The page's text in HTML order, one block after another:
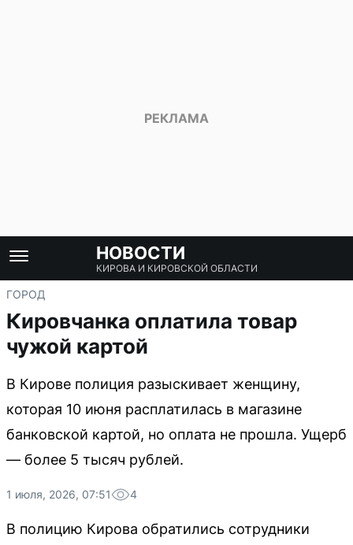
НОВОСТИ
КИРОВА И КИРОВСКОЙ ОБЛАСТИ
ГОРОД
Кировчанка оплатила товар
чужой картой
В Кирове полиция разыскивает женщину,
которая 10 июня расплатилась в магазине
банковской картой, но оплата не прошла. Ущерб
— более 5 тысяч рублей.
1 июля, 2026, 07:51 4
В полицию Кирова обратились сотрудники